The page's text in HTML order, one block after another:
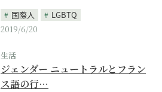
国際人
LGBTQ
2019/6/20
生活
ジェンダー ニュートラルとフラン
ス語の行…